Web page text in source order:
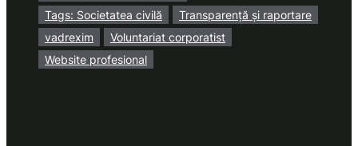
Tags: Societatea civilă
Transparență și raportare
vadrexim
Voluntariat corporatist
Website profesional